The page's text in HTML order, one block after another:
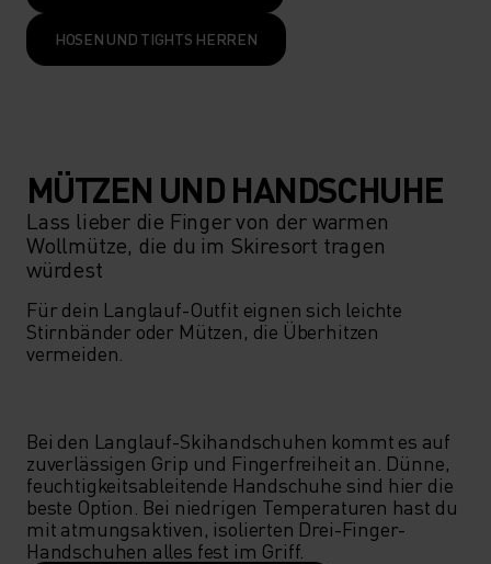
HOSEN UND TIGHTS HERREN
MÜTZEN UND HANDSCHUHE
Lass lieber die Finger von der warmen
Wollmütze, die du im Skiresort tragen
würdest
Für dein Langlauf-Outfit eignen sich leichte
Stirnbänder oder Mützen, die Überhitzen
vermeiden.
Bei den Langlauf-Skihandschuhen kommt es auf
zuverlässigen Grip und Fingerfreiheit an. Dünne,
feuchtigkeitsableitende Handschuhe sind hier die
beste Option. Bei niedrigen Temperaturen hast du
mit atmungsaktiven, isolierten Drei-Finger-
Handschuhen alles fest im Griff.